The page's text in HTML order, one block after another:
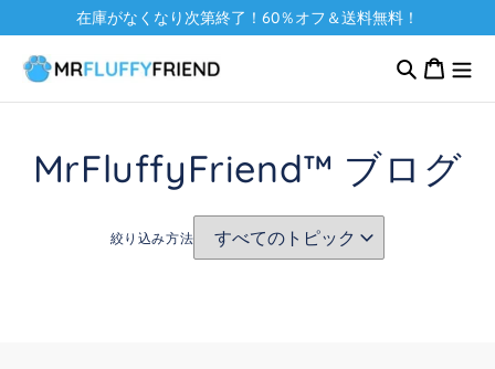
ンツに在庫がなくなり次第終了！60％オフ＆送料無料！
カ
ー
MrFluffyFriend™ ブログ
絞り込み方法